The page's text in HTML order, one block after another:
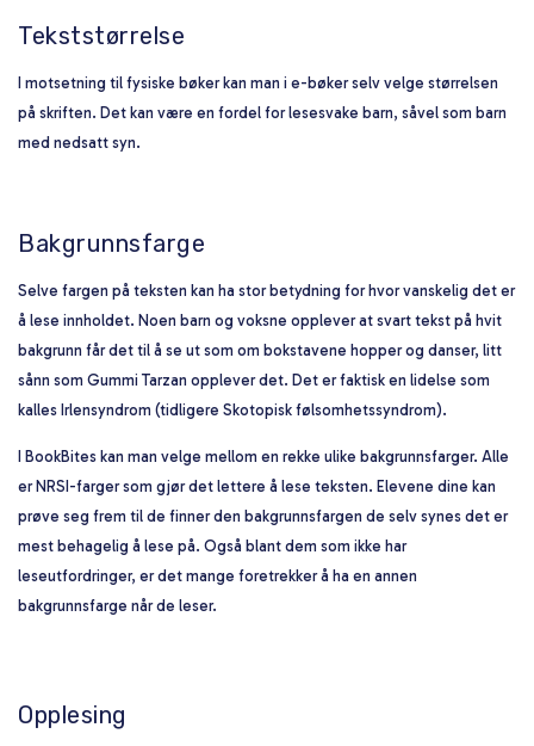
Tekststørrelse
I motsetning til fysiske bøker kan man i e-bøker selv velge størrelsen
på skriften. Det kan være en fordel for lesesvake barn, såvel som barn
med nedsatt syn.
Bakgrunnsfarge
Selve fargen på teksten kan ha stor betydning for hvor vanskelig det er
å lese innholdet. Noen barn og voksne opplever at svart tekst på hvit
bakgrunn får det til å se ut som om bokstavene hopper og danser, litt
sånn som Gummi Tarzan opplever det. Det er faktisk en lidelse som
kalles Irlensyndrom (tidligere Skotopisk følsomhetssyndrom).
I BookBites kan man velge mellom en rekke ulike bakgrunnsfarger. Alle
er NRSI-farger som gjør det lettere å lese teksten. Elevene dine kan
prøve seg frem til de finner den bakgrunnsfargen de selv synes det er
mest behagelig å lese på. Også blant dem som ikke har
leseutfordringer, er det mange foretrekker å ha en annen
bakgrunnsfarge når de leser.
Opplesing